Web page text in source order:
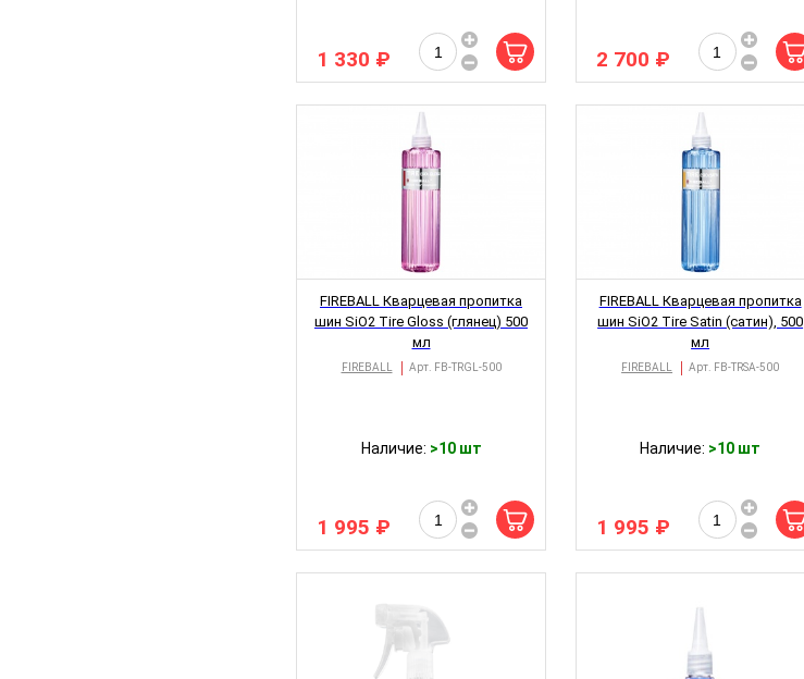
1 330 ₽ 2 700 ₽
FIREBALL Кварцевая пропитка
шин SiO2 Tire Gloss (глянец) 500
мл
Арт. FB-TRGL-500
FIREBALL
Наличие: >10 шт
1 995 ₽
FIREBALL Кварцевая пропитка
шин SiO2 Tire Satin (сатин), 500
мл
Арт. FB-TRSA-500
FIREBALL
Наличие: >10 шт
1 995 ₽